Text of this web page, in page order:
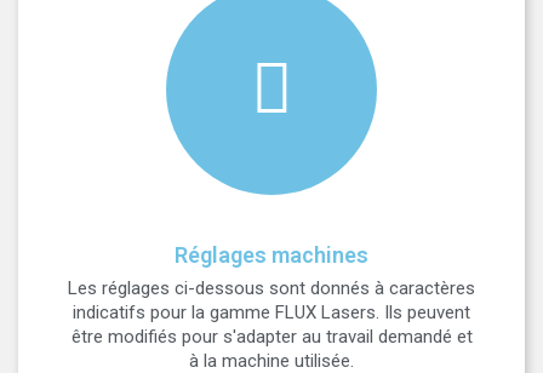
Réglages machines
Les réglages ci-dessous sont donnés à caractères
indicatifs pour la gamme FLUX Lasers. Ils peuvent
être modifiés pour s'adapter au travail demandé et
à la machine utilisée.